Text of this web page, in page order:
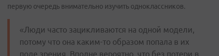
первую очередь внимательно изучить одноклассников.
«Люди часто зацикливаются на одной модели,
потому что она каким-то образом попала в их
поле зрения. Вполне вероятно, что без потери в